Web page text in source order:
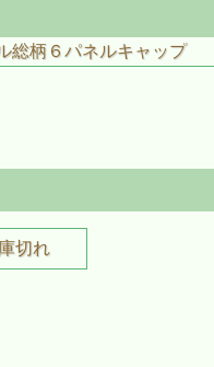
総柄６パネルキャップ
切れ